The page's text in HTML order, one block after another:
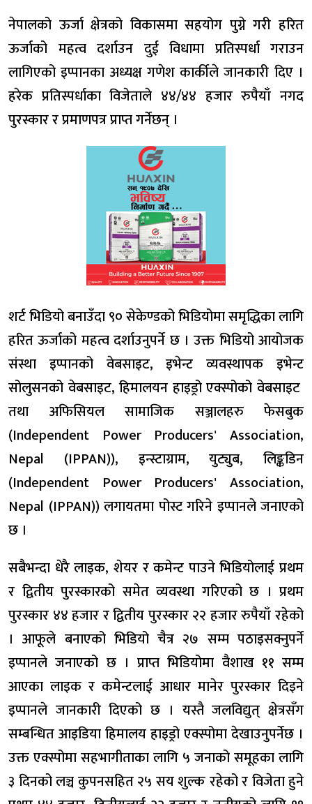
नेपालको ऊर्जा क्षेत्रको विकासमा सहयोग पुग्ने गरी हरित
ऊर्जाको महत्व दर्शाउन दुई विधामा प्रतिस्पर्धा गराउन
लागिएको इप्पानका अध्यक्ष गणेश कार्कीले जानकारी दिए ।
हरेक प्रतिस्पर्धाका विजेताले ४४/४४ हजार रुपैयाँ नगद
पुरस्कार र प्रमाणपत्र प्राप्त गर्नेछन् ।
शर्ट भिडियो बनाउँदा ९० सेकेण्डको भिडियोमा समृद्धिका लागि
हरित ऊर्जाको महत्व दर्शाउनुपर्ने छ । उक्त भिडियो आयोजक
संस्था इप्पानको वेबसाइट, इभेन्ट व्यवस्थापक इभेन्ट
सोलुसनको वेबसाइट, हिमालयन हाइड्रो एक्स्पोकोवेबसाइट
तथा अफिसियल सामाजिक सञ्जालहरु फेसबुक
(Independent Power Producers' Association,
Nepal (IPPAN)), इन्स्टाग्राम, युट्युब, लिङ्कडिन
(Independent Power Producers' Association,
Nepal (IPPAN)) लगायतमा पोस्ट गरिने इप्पानले जनाएको
छ ।
सबैभन्दा धेरै लाइक, शेयर र कमेन्ट पाउने भिडियोलाई प्रथम
र द्वितीय पुरस्कारको समेत व्यवस्था गरिएको छ । प्रथम
पुरस्कार ४४ हजार र द्वितीय पुरस्कार २२ हजार रुपैयाँ रहेको
। आफूले बनाएको भिडियो चैत्र २७ सम्म पठाइसक्नुपर्ने
इप्पानले जनाएको छ । प्राप्त भिडियोमा वैशाख ११ सम्म
आएका लाइक र कमेन्टलाई आधार मानेर पुरस्कार दिइने
इप्पानले जानकारी दिएको छ । यस्तै जलविद्युत् क्षेत्रसँग
सम्बन्धित आइडिया हिमालय हाइड्रो एक्स्पोमा देखाउनुपर्नेछ ।
उक्त एक्स्पोमा सहभागीताका लागि ५ जनाको समूहका लागि
३ दिनको लञ्च कुपनसहित २५ सय शुल्क रहेको र विजेता हुने